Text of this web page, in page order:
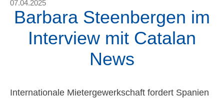
07.04.2025
Barbara Steenbergen im
Interview mit Catalan
News
Internationale Mietergewerkschaft fordert Spanien